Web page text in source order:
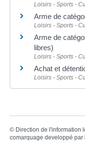
Loisirs - Sports -
Arme de
Loisirs - Sports -
Arme de
libres)
Loisirs - Sports -
Achat et
Loisirs - Sports -
© Direction de l'information
comarquage developpé par